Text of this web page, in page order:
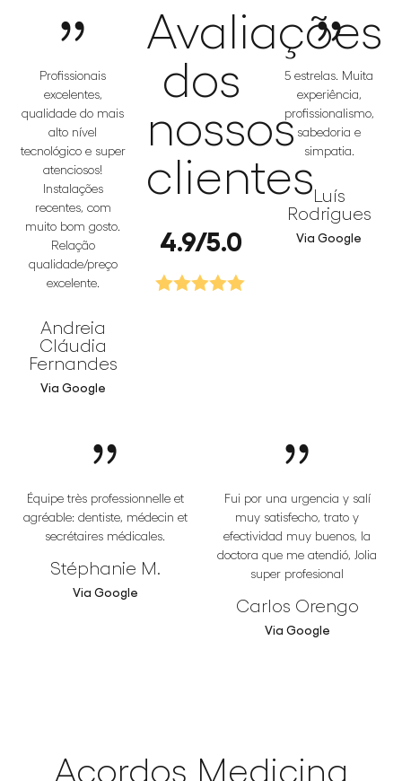
Profissionais
excelentes,
qualidade do mais
alto nível
tecnológico e super
atenciosos!
Instalações
recentes, com
muito bom gosto.
Relação
qualidade/preço
excelente.
Andreia
Cláudia
Fernandes
Via Google
Avaliações
dos
nossos
clientes
4.9/5.0
5 estrelas. Muita
experiência,
profissionalismo,
sabedoria e
simpatia.
Luís
Rodrigues
Via Google
Équipe très professionnelle et
agréable: dentiste, médecin et
secrétaires médicales.
Stéphanie M.
Via Google
Fui por una urgencia y salí
muy satisfecho, trato y
efectividad muy buenos, la
doctora que me atendió, Jolia
super profesional
Carlos Orengo
Via Google
Acordos Medicina